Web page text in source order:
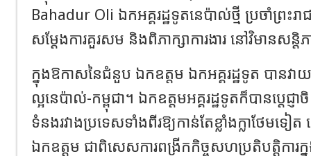
Bahadur Oli ឯកអគ្គរដ្ឋទូតនេប៉ាល់ថ្មី ប្រចាំព្រះ
សម្ដែងការគួរសម និងពិភាក្សាការងារ នៅវិមានសន្ដិ
ក្នុងឱកាសនៃជំនួប ឯកឧត្តម ឯកអគ្គរដ្ឋទូត បានវ
ល្អនេប៉ាល់-កម្ពុជា។ ឯកឧត្តមអគ្គរដ្ឋទូតក៏បានប្តេជ្ញ
ទំនងរវាងប្រទេសទាំងពីរឱ្យកាន់តែខ្លាំងក្លាថែមទៀ
ឯកឧត្តម ជាពិសេសការពង្រីកកិច្ចសហប្រតិបត្តិការ